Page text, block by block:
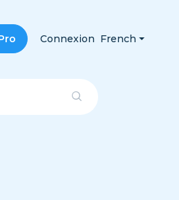
Connexion French